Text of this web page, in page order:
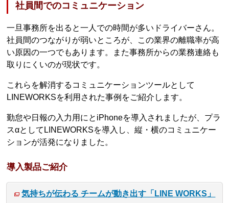
社員間でのコミュニケーション
一旦事務所を出ると一人での時間が多いドライバーさん。
社員間のつながりが弱いところが、この業界の離職率が高
い原因の一つでもあります。また事務所からの業務連絡も
取りにくいのが現状です。
これらを解消するコミュニケーションツールとして
LINEWORKSを利用された事例をご紹介します。
勤怠や日報の入力用にとiPhoneを導入されましたが、プラ
スαとしてLINEWORKSを導入し、縦・横のコミュニケー
ションが活発になりました。
導入製品ご紹介
気持ちが伝わる チームが動き出す「LINE WORKS」